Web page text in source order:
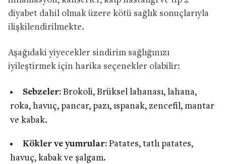
diyabet dahil olmak üzere kötü sağlık sonuçlarıyla
ilişkilendirilmekte.
Aşağıdaki yiyecekler sindirim sağlığınızı
iyileştirmek için harika seçenekler olabilir:
Sebzeler:Brokoli, Brüksel lahanası, lahana,
roka, havuç, pancar, pazı, ıspanak, zencefil, mantar
ve kabak.
Kökler ve yumrular:Patates, tatlı patates,
havuç, kabak ve şalgam.